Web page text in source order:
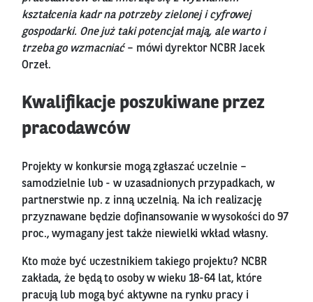
kształcenia kadr na potrzeby zielonej i cyfrowej
gospodarki. One już taki potencjał mają, ale warto i
trzeba go wzmacniać– mówi dyrektor NCBR Jacek
Orzeł.
Kwalifikacje poszukiwane przez
pracodawców
Projekty w konkursie mogą zgłaszać uczelnie –
samodzielnie lub - w uzasadnionych przypadkach, w
partnerstwie np. z inną uczelnią. Na ich realizację
przyznawane będzie dofinansowanie w wysokości do 97
proc., wymagany jest także niewielki wkład własny.
Kto może być uczestnikiem takiego projektu? NCBR
zakłada, że będą to osoby w wieku 18-64 lat, które
pracują lub mogą być aktywne na rynku pracy i